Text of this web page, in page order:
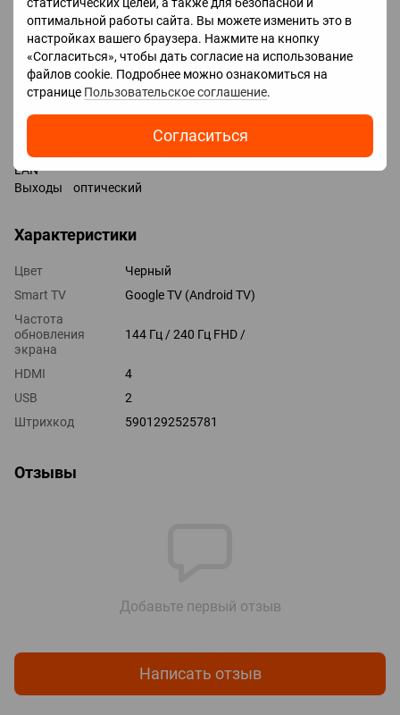
оптимальной работы сайта. Вы можете изменить это в
настройках вашего браузера. Нажмите на кнопку
«Согласиться», чтобы дать согласие на использование
файлов cookie. Подробнее можно ознакомиться на
странице Пользовательское соглашение.
Согласиться
управление голосом
Google Assistant
Разъемы
HDMI 4 шт
Версия HDMI v 2.1
Технологии HDMI eARC, CEC, VRR
Дополнительные входы USB
LAN
Выходы оптический
Характеристики
Цвет
Черный
Smart TV
Google TV (Android TV)
Частота
обновления
экрана
144 Гц / 240 Гц FHD /
HDMI
4
USB
2
Штрихкод
5901292525781
Отзывы
Добавьте первый отзыв
Написать отзыв